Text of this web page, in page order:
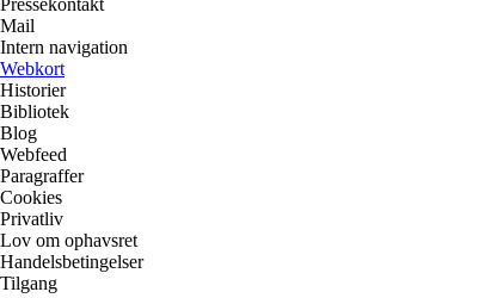
Mail
Intern navigation
Webkort
Historier
Bibliotek
Blog
Webfeed
Paragraffer
Cookies
Privatliv
Lov om ophavsret
Handelsbetingelser
Tilgang